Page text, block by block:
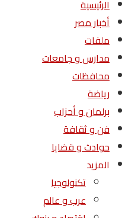
الرئيسية
أخبار مصر
ملفات
مدارس و جامعات
محافظات
رياضة
برلمان و أحزاب
فن و ثقافة
حوادث و قضايا
المزيد
تكنولوجيا
عرب و عالم